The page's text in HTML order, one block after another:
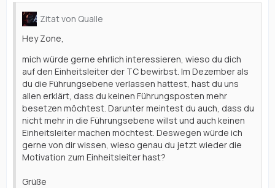
Zitat von Qualle
Hey Zone,
mich würde gerne ehrlich interessieren, wieso du dich
auf den Einheitsleiter der TC bewirbst. Im Dezember als
du die Führungsebene verlassen hattest, hast du uns
allen erklärt, dass du keinen Führungsposten mehr
besetzen möchtest. Darunter meintest du auch, dass du
nicht mehr in die Führungsebene willst und auch keinen
Einheitsleiter machen möchtest. Deswegen würde ich
gerne von dir wissen, wieso genau du jetzt wieder die
Motivation zum Einheitsleiter hast?
Grüße